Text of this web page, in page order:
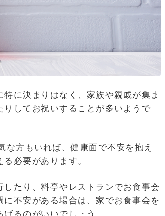
に決まりはなく、家族や親戚が集ま
りしてお祝いすることが多いようで
方もいれば、健康面で不安を抱え
必要があります。
たり、料亭やレストランでお食事会
に不安がある場合は、家でお食事会を
るのがいいでしょう。